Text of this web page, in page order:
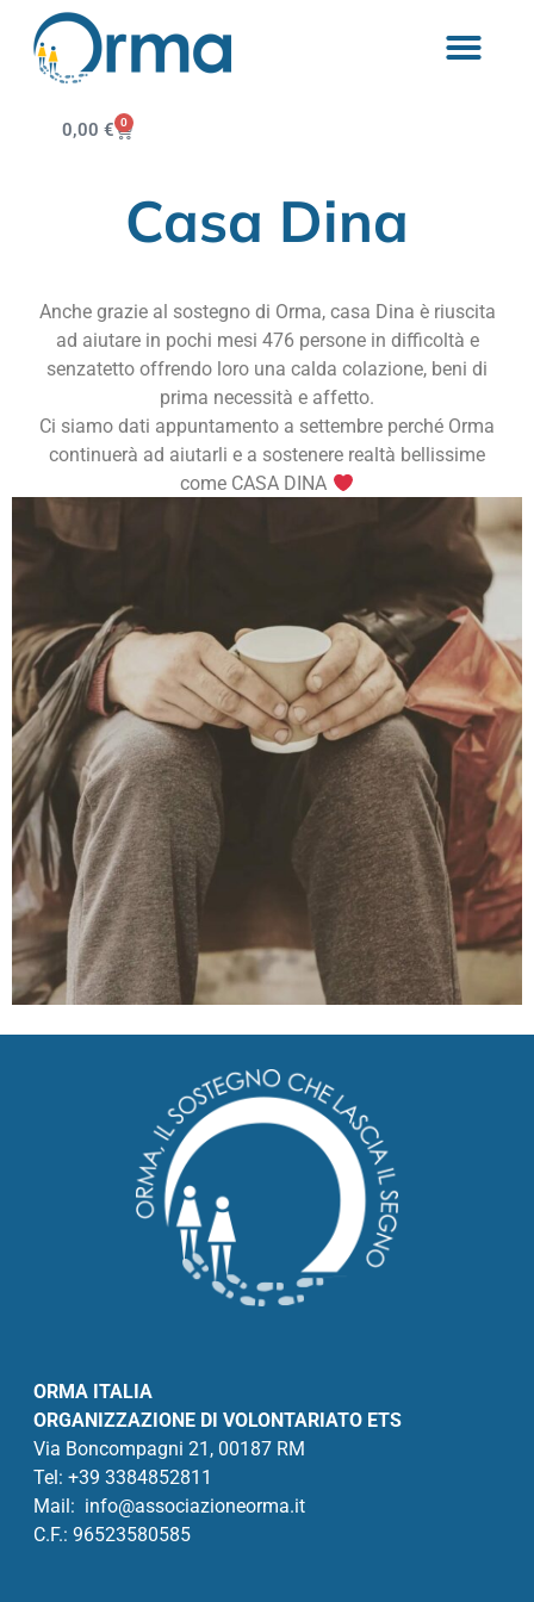
0,00 € 0
Casa Dina
Anche grazie al sostegno di Orma, casa Dina è riuscita
ad aiutare in pochi mesi 476 persone in difficoltà e
senzatetto offrendo loro una calda colazione, beni di
prima necessità e affetto.
Ci siamo dati appuntamento a settembre perché Orma
continuerà ad aiutarli e a sostenere realtà bellissime
come CASA DINA
ORMA ITALIA
ORGANIZZAZIONE DI VOLONTARIATO ETS
Via Boncompagni 21, 00187 RM
Tel: +39 3384852811
Mail: info@associazioneorma.it
C.F.: 96523580585